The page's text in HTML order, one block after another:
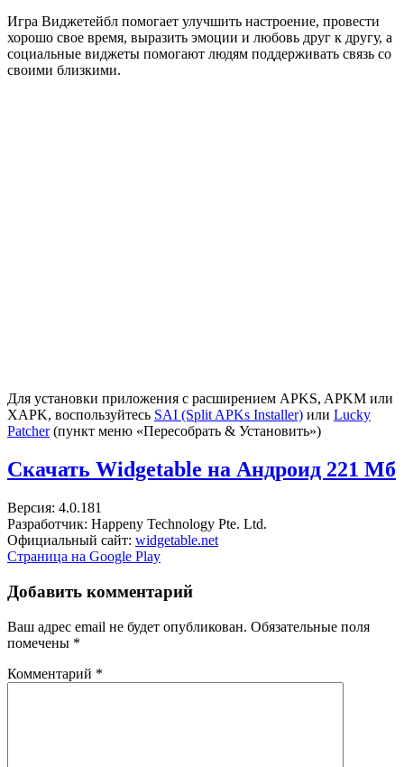
Игра Виджетейбл помогает улучшить настроение, провести
хорошо свое время, выразить эмоции и любовь друг к другу, а
социальные виджеты помогают людям поддерживать связь со
своими близкими.
Для установки приложения с расширением APKS, APKM или
XAPK, воспользуйтесь SAI (Split APKs Installer) или Lucky
Patcher(пункт меню «Пересобрать & Установить»)
Скачать Widgetable на Андроид 221 Мб
Версия: 4.0.181
Разработчик: Happeny Technology Pte. Ltd.
Официальный сайт: widgetable.net
Страница на Google Play
Добавить комментарий
Ваш адрес email не будет опубликован. Обязательные поля
помечены *
Комментарий *